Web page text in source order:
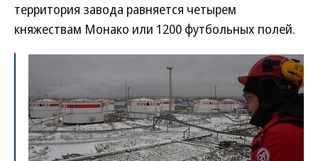
территория завода равняется четырем
княжествам Монако или 1200 футбольных полей.